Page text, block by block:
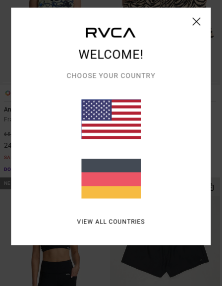
Antonia Figueiredo Dive In
Frauen Grün Elastische Shorts
65,00 €
24,37 €
SALE
DOPPELTER RABATT EXTRA 25 %
Zed
Frauen Weiss Elastische Shorts
60,00 €
NEUHEITEN
WELCOME!
CHOOSE YOUR COUNTRY
VIEW ALL COUNTRIES